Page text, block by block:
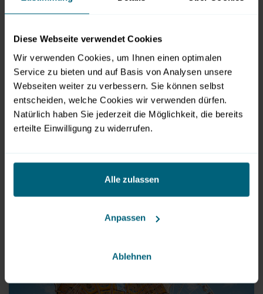
Diese Webseite verwendet Cookies
Wir verwenden Cookies, um Ihnen einen optimalen
Service zu bieten und auf Basis von Analysen unsere
Webseiten weiter zu verbessern. Sie können selbst
entscheiden, welche Cookies wir verwenden dürfen.
Natürlich haben Sie jederzeit die Möglichkeit, die bereits
erteilte Einwilligung zu widerrufen.
Alle zulassen
Anpassen
Ablehnen
Westösterreichs für alle Wetterlagen gerüstet. Hier lassen
sich ab kommendem Samstag wieder nach Herzenslust
die schönen Seiten des Lebens genießen.
Downloads
Jährlich ruft die Salzburger Dult